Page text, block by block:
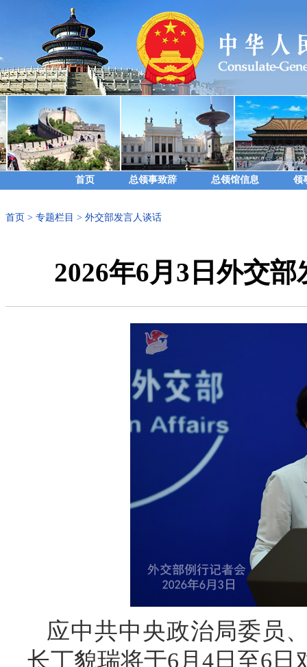
首页 总领事致辞 总领馆信息 领
首页 > 专题栏目 > 外交部发言人谈话
2026年6月3日外交
应中共中央政治局委员
长丁貌瑞将于6月4日至6